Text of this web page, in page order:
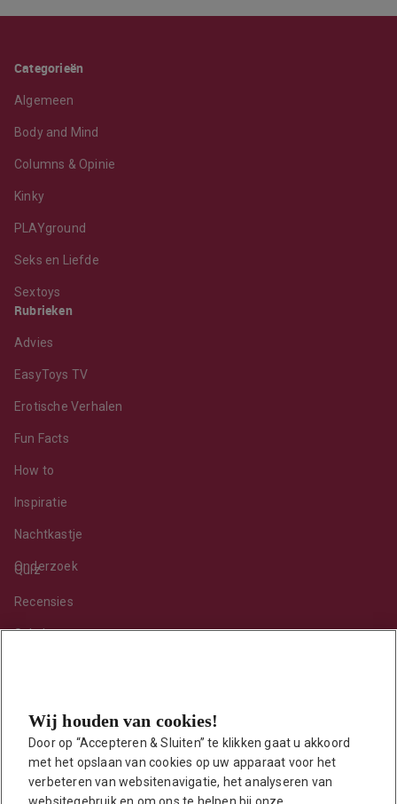
Categorieën
Algemeen
Body and Mind
Columns & Opinie
Kinky
PLAYground
Seks en Liefde
Sextoys
Rubrieken
Advies
EasyToys TV
Erotische Verhalen
Fun Facts
How to
Inspiratie
Nachtkastje
Onderzoek
Quiz
Recensies
Sekshoroscoop
Toy van de maand
Vraag ’t onze seksuoloog
Interessante links
Seksuologen in Nederland
Wij houden van cookies!
Door op “Accepteren & Sluiten” te klikken gaat u akkoord
met het opslaan van cookies op uw apparaat voor het
verbeteren van websitenavigatie, het analyseren van
websitegebruik en om ons te helpen bij onze